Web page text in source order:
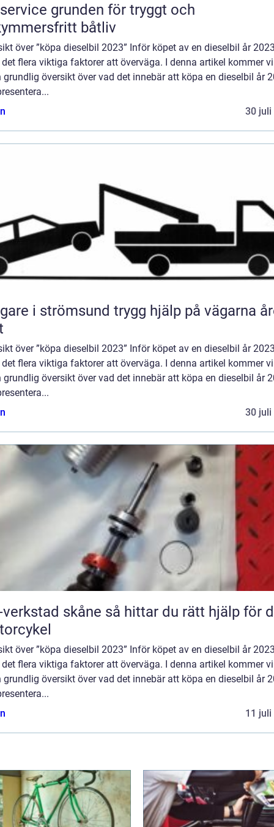
för tryggt och
båtliv
över ”köpa dieselbil 2023” Inför köpet av en dieselbil år
flera viktiga faktorer att överväga. I denna artikel kommer
grundlig översikt över vad det innebär att köpa en dieselbil år
30 juli
strömsund trygg hjälp på vägarna året
över ”köpa dieselbil 2023” Inför köpet av en dieselbil år
flera viktiga faktorer att överväga. I denna artikel kommer
grundlig översikt över vad det innebär att köpa en dieselbil år
30 juli
skåne så hittar du rätt hjälp för din
över ”köpa dieselbil 2023” Inför köpet av en dieselbil år
flera viktiga faktorer att överväga. I denna artikel kommer
grundlig översikt över vad det innebär att köpa en dieselbil år
11 juli